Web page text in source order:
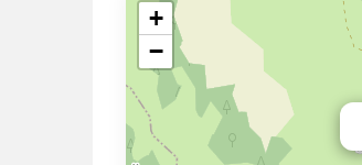
+
−